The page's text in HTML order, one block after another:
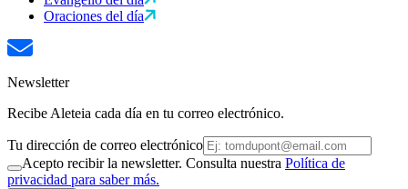
Oraciones del día
Newsletter
Recibe Aleteia cada día en tu correo electrónico.
Tu dirección de correo electrónico
Acepto recibir la newsletter. Consulta nuestra Política de
privacidad para saber más.